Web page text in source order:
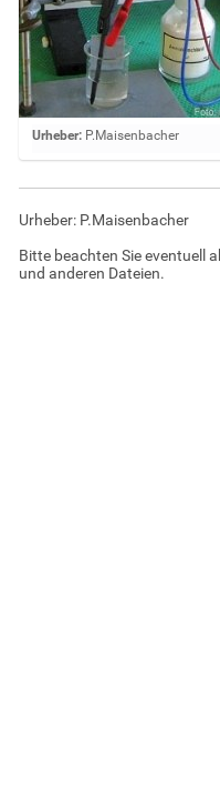
Z
e
Urheber:P.Maisenbacher
Urheber: P.Maisenbacher
Bitte beachten Sie eventuell
und anderen Dateien.